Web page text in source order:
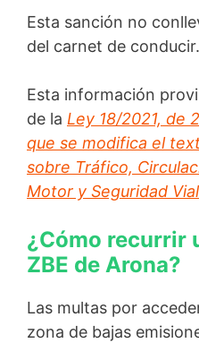
Esta sanción no
del carnet de conducir.
Esta información
de la Ley 18/2021, de
que se modifica el
sobre Tráfico,
Motor y Seguridad Vial
¿Cómo recurrir
ZBE de Arona?
Las multas por
zona de bajas